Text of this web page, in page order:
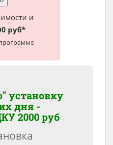
и
руб*
установку
дня -
2000 руб